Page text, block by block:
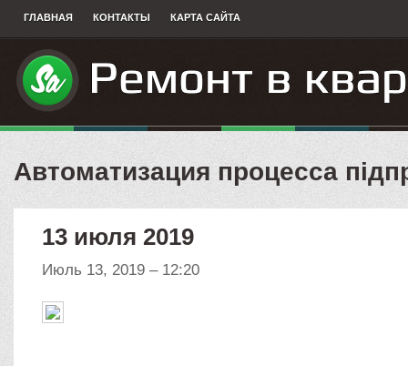
ГЛАВНАЯ КОНТАКТЫ КАРТА САЙТА
Автоматизация процесса
13 июля 2019
Июль 13, 2019 – 12:20